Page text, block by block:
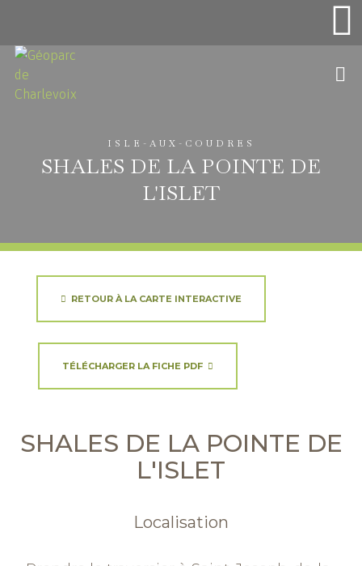
ISLE-AUX-COUDRES
SHALES DE LA POINTE DE
L'ISLET
RETOUR À LA CARTE INTERACTIVE
TÉLÉCHARGER LA FICHE PDF
SHALES DE LA POINTE DE
L'ISLET
Localisation